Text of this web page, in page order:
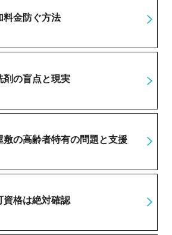
料金防ぐ方法
剤の盲点と現実
敷の高齢者特有の問題と支援
資格は絶対確認